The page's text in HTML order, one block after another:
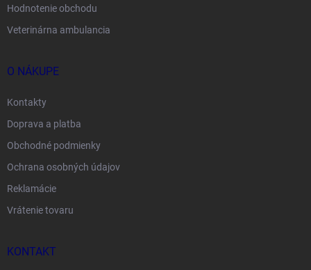
Hodnotenie obchodu
Veterinárna ambulancia
O NÁKUPE
Kontakty
Doprava a platba
Obchodné podmienky
Ochrana osobných údajov
Reklamácie
Vrátenie tovaru
KONTAKT